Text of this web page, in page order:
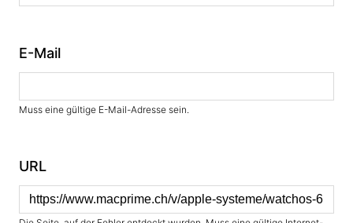
E-Mail
Muss eine gültige E-Mail-Adresse sein.
URL